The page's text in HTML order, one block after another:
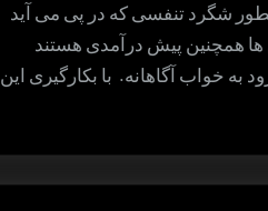
شگرد تنفسی که در پی می آید
ها همچنین پیش درآمدی هستند
به خواب آگاهانه. با بکارگیری این